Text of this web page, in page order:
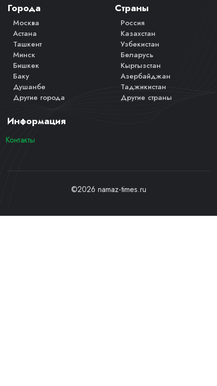
Города
Москва
Астана
Ташкент
Минск
Бишкек
Баку
Душанбе
Другие города
Страны
Россия
Казахстан
Узбекистан
Беларусь
Кыргызстан
Азербайджан
Таджикистан
Другие страны
Информация
Контакты
©2026 namaz-times.ru